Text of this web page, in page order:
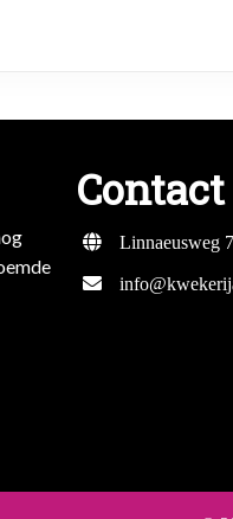
Linnaeusweg